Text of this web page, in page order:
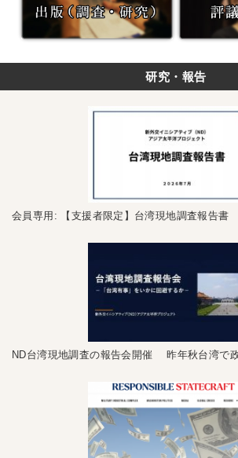
研究・報告
会員専用: 【支援者限定】台湾現地調査報告書
ND台湾現地調査の報告会開催 昨年秋台湾で